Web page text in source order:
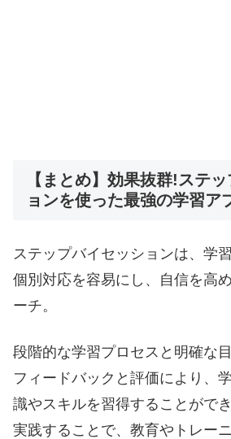
【まとめ】効果抜群!ステ
ョンを使った最強の学習ア
ステップバイセッションは、学
個別対応を容易にし、自信を高
ーチ。
段階的な学習プロセスと明確な
フィードバックと評価により、
識やスキルを習得することがで
実践することで、教育やトレー